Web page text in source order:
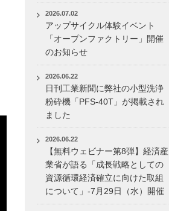
2026.07.02
アップサイクル体験イベント
「オープンファクトリー」開催
のお知らせ
2026.06.22
日刊工業新聞に弊社の小型洗浄
粉砕機「PFS-40T」が掲載され
ました
2026.06.22
【無料ウェビナー第8弾】経済産
業省が語る「成長戦略としての
資源循環経済確立に向けた取組
について」-7月29日（水）開催